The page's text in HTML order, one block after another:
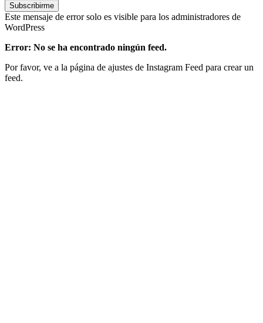
Subscribirme
Este mensaje de error solo es visible para los administradores de
WordPress
Error: No se ha encontrado ningún feed.
Por favor, ve a la página de ajustes de Instagram Feed para crear un
feed.